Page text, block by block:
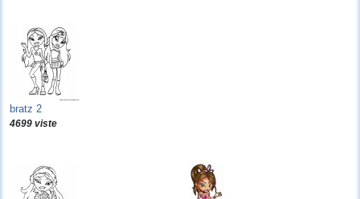
bratz 2
4699 viste